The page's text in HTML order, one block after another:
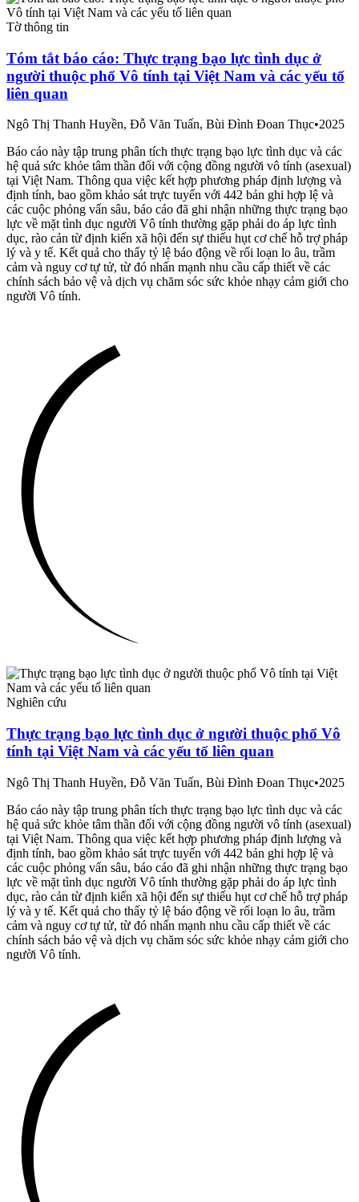
Tờ thông tin
Tóm tắt báo cáo: Thực trạng bạo lực tình dục ở
người thuộc phổ Vô tính tại Việt Nam và các yếu tố
liên quan
Ngô Thị Thanh Huyền, Đỗ Văn Tuấn, Bùi Đình Đoan Thục•2025
Báo cáo này tập trung phân tích thực trạng bạo lực tình dục và các
hệ quả sức khỏe tâm thần đối với cộng đồng người vô tính (asexual)
tại Việt Nam. Thông qua việc kết hợp phương pháp định lượng và
định tính, bao gồm khảo sát trực tuyến với 442 bản ghi hợp lệ và
các cuộc phỏng vấn sâu, báo cáo đã ghi nhận những thực trạng bạo
lực về mặt tình dục người Vô tính thường gặp phải do áp lực tình
dục, rào cản từ định kiến xã hội đến sự thiếu hụt cơ chế hỗ trợ pháp
lý và y tế. Kết quả cho thấy tỷ lệ báo động về rối loạn lo âu, trầm
cảm và nguy cơ tự tử, từ đó nhấn mạnh nhu cầu cấp thiết về các
chính sách bảo vệ và dịch vụ chăm sóc sức khỏe nhạy cảm giới cho
người Vô tính.
Nghiên cứu
Thực trạng bạo lực tình dục ở người thuộc phổ Vô
tính tại Việt Nam và các yếu tố liên quan
Ngô Thị Thanh Huyền, Đỗ Văn Tuấn, Bùi Đình Đoan Thục•2025
Báo cáo này tập trung phân tích thực trạng bạo lực tình dục và các
hệ quả sức khỏe tâm thần đối với cộng đồng người vô tính (asexual)
tại Việt Nam. Thông qua việc kết hợp phương pháp định lượng và
định tính, bao gồm khảo sát trực tuyến với 442 bản ghi hợp lệ và
các cuộc phỏng vấn sâu, báo cáo đã ghi nhận những thực trạng bạo
lực về mặt tình dục người Vô tính thường gặp phải do áp lực tình
dục, rào cản từ định kiến xã hội đến sự thiếu hụt cơ chế hỗ trợ pháp
lý và y tế. Kết quả cho thấy tỷ lệ báo động về rối loạn lo âu, trầm
cảm và nguy cơ tự tử, từ đó nhấn mạnh nhu cầu cấp thiết về các
chính sách bảo vệ và dịch vụ chăm sóc sức khỏe nhạy cảm giới cho
người Vô tính.